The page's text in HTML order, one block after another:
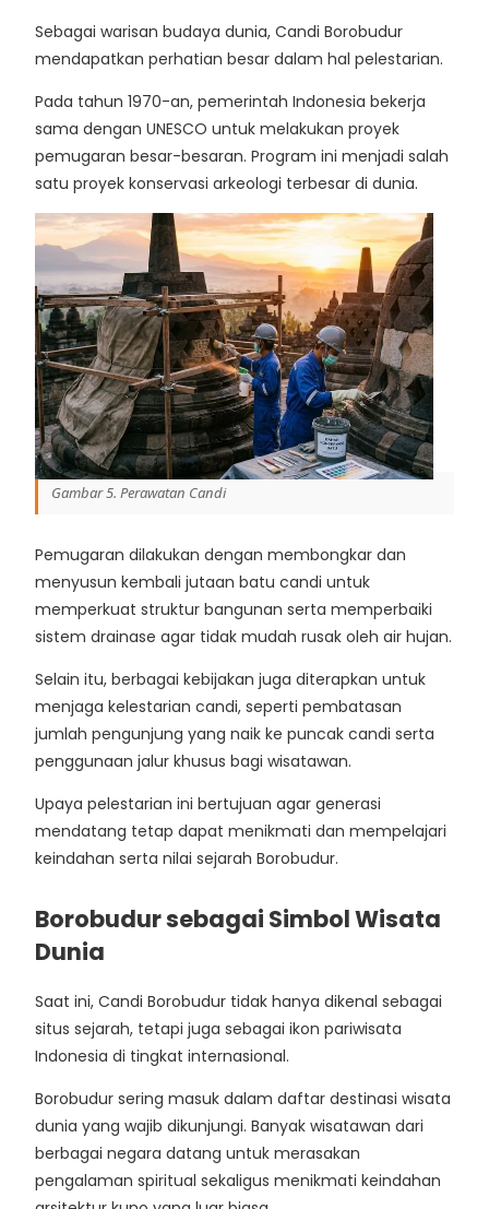
Sebagai warisan budaya dunia, Candi Borobudur
mendapatkan perhatian besar dalam hal pelestarian.
Pada tahun 1970-an, pemerintah Indonesia bekerja
sama dengan UNESCO untuk melakukan proyek
pemugaran besar-besaran. Program ini menjadi salah
satu proyek konservasi arkeologi terbesar di dunia.
Gambar 5. Perawatan Candi
Pemugaran dilakukan dengan membongkar dan
menyusun kembali jutaan batu candi untuk
memperkuat struktur bangunan serta memperbaiki
sistem drainase agar tidak mudah rusak oleh air hujan.
Selain itu, berbagai kebijakan juga diterapkan untuk
menjaga kelestarian candi, seperti pembatasan
jumlah pengunjung yang naik ke puncak candi serta
penggunaan jalur khusus bagi wisatawan.
Upaya pelestarian ini bertujuan agar generasi
mendatang tetap dapat menikmati dan mempelajari
keindahan serta nilai sejarah Borobudur.
Borobudur sebagai Simbol Wisata
Dunia
Saat ini, Candi Borobudur tidak hanya dikenal sebagai
situs sejarah, tetapi juga sebagai ikon pariwisata
Indonesia di tingkat internasional.
Borobudur sering masuk dalam daftar destinasi wisata
dunia yang wajib dikunjungi. Banyak wisatawan dari
berbagai negara datang untuk merasakan
pengalaman spiritual sekaligus menikmati keindahan